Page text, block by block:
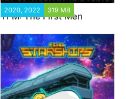
2020, 2022 319 MB
TFM: The First Men